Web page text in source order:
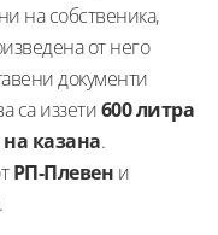
на собственика,
от него
документи
са иззети600 литра
казана.
РП-Плевен и
.